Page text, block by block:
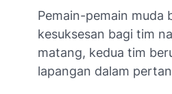
Pemain-pemain muda
kesuksesan bagi tim
matang, kedua tim
lapangan dalam